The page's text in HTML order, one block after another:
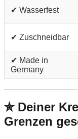
✔ Wasserfest
✔ Zuschneidbar
✔ Made in
Germany
✮ Deiner
Grenzen